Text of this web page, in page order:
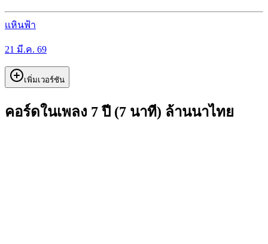
เเหินฟ้า
21 มี.ค. 69
เพิ่มเวอร์ชัน
คอร์ดในเพลง 7 ปี (7 นาที) ล้านนาไทย